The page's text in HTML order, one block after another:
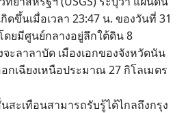
ดขึ้นเมื่อเวลา 23:47 น. ของวันที่ 31
ดยมีศูนย์กลางอยู่ลึกใต้ดิน 8
จะลาลาบัด เมืองเอกของจังหวัดนัน
กเฉียงเหนือประมาณ 27 กิโลเมตร
สะเทือนสามารถรับรู้ได้ไกลถึงกรุง